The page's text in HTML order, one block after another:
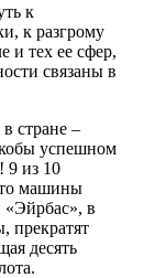
к
к разгрому
и тех ее сфер,
связаны в
стране –
успешном
9 из 10
машины
«Эйрбас», в
прекратят
десять